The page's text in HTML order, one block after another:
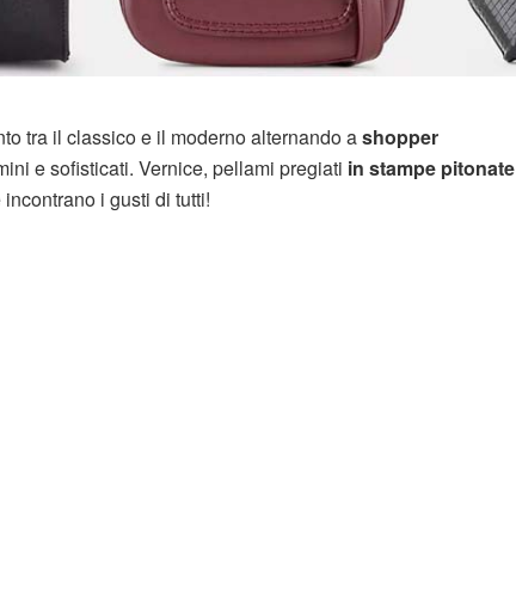
tra il classico e il moderno alternando ashopper
e sofisticati. Vernice, pellami pregiati in stampe pitonate
i gusti di tutti!